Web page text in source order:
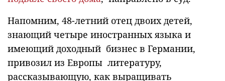
Напомним, 48-летний отец двоих детей,
знающий четыре иностранных языка и
имеющий доходный бизнес в Германии,
привозил из Европы литературу,
рассказывающую, как выращивать